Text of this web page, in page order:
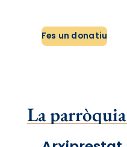
Fes un donatiu
La parròquia